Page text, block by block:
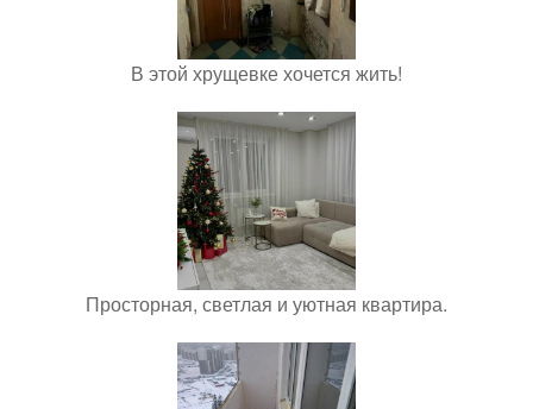
В этой хрущевке хочется жить!
Просторная, светлая и уютная квартира.